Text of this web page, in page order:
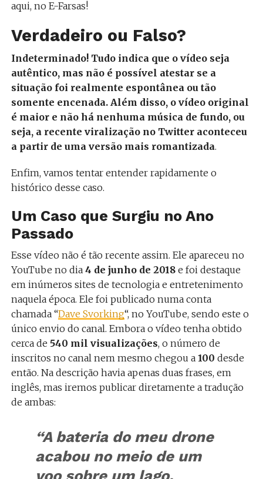
aqui, no E-Farsas!
Verdadeiro ou Falso?
Indeterminado! Tudo indica que o vídeo seja
autêntico, mas não é possível atestar se a
situação foi realmente espontânea ou tão
somente encenada. Além disso, o vídeo original
é maior e não há nenhuma música de fundo, ou
seja, a recente viralização no Twitter aconteceu
a partir de uma versão mais romantizada.
Enfim, vamos tentar entender rapidamente o
histórico desse caso.
Um Caso que Surgiu no Ano
Passado
Esse vídeo não é tão recente assim. Ele apareceu no
YouTube no dia 4 de junho de 2018e foi destaque
em inúmeros sites de tecnologia e entretenimento
naquela época. Ele foi publicado numa conta
chamada “Dave Svorking“, no YouTube, sendo este o
único envio do canal. Embora o vídeo tenha obtido
cerca de 540 mil visualizações, o número de
inscritos no canal nem mesmo chegou a 100 desde
então. Na descrição havia apenas duas frases, em
inglês, mas iremos publicar diretamente a tradução
de ambas:
“A bateria do meudrone
acabou no meio de um
voo sobre um lago.